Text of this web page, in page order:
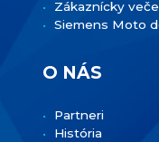
Zákaznícky
Siemens Moto
O NÁS
Partneri
História